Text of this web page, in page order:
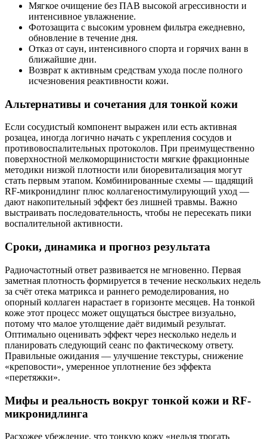
Мягкое очищение без ПАВ высокой агрессивности и
интенсивное увлажнение.
Фотозащита с высоким уровнем фильтра ежедневно,
обновление в течение дня.
Отказ от саун, интенсивного спорта и горячих ванн в
ближайшие дни.
Возврат к активным средствам ухода после полного
исчезновения реактивности кожи.
Альтернативы и сочетания для тонкой кожи
Если сосудистый компонент выражен или есть активная
розацеа, иногда логично начать с укрепления сосудов и
противовоспалительных протоколов. При преимущественно
поверхностной мелкоморщинистости мягкие фракционные
методики низкой плотности или биоревитализация могут
стать первым этапом. Комбинированные схемы — щадящий
RF-микронидлинг плюс коллагеностимулирующий уход —
дают накопительный эффект без лишней травмы. Важно
выстраивать последовательность, чтобы не пересекать пики
воспалительной активности.
Сроки, динамика и прогноз результата
Радиочастотный ответ развивается не мгновенно. Первая
заметная плотность формируется в течение нескольких недель
за счёт отека матрикса и раннего ремоделирования, но
опорный коллаген нарастает в горизонте месяцев. На тонкой
коже этот процесс может ощущаться быстрее визуально,
потому что малое утолщение даёт видимый результат.
Оптимально оценивать эффект через несколько недель и
планировать следующий сеанс по фактическому ответу.
Правильные ожидания — улучшение текстуры, снижение
«креповости», умеренное уплотнение без эффекта
«перетяжки».
Мифы и реальность вокруг тонкой кожи и RF-
микронидлинга
Расхожее убеждение, что тонкую кожу «нельзя трогать